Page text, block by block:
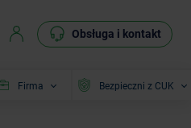
Obsługa i kontakt
Firma Bezpieczni z CUK